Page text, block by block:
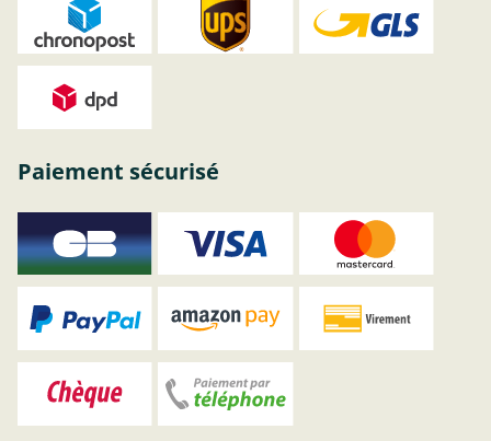
Paiement sécurisé